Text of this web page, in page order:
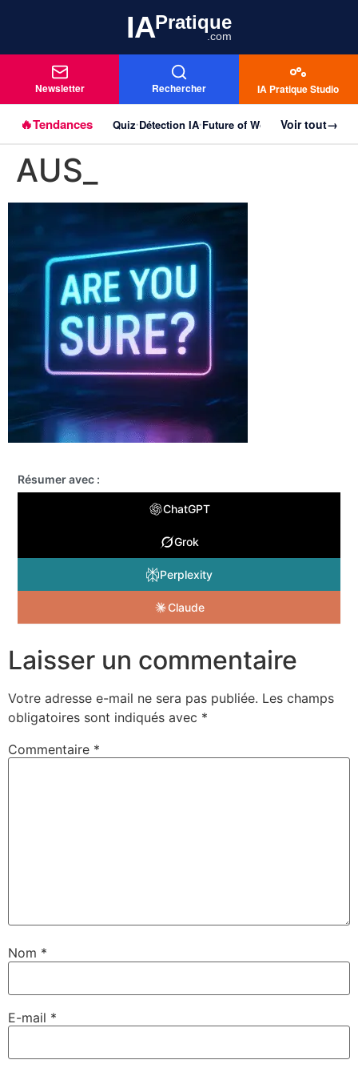
IAPratique
.com
Newsletter Rechercher IA Pratique Studio
🔥Tendances Quiz•Détection IA•Future of Work Agentique•
Voir tout→
Aller au
principal
AUS_
Résumer avec :
ChatGPT
Grok
Perplexity
Claude
Laisser un commentaire
Votre adresse e-mail ne sera pas publiée. Les champs
obligatoires sont indiqués avec *
Commentaire *
Nom *
E-mail *